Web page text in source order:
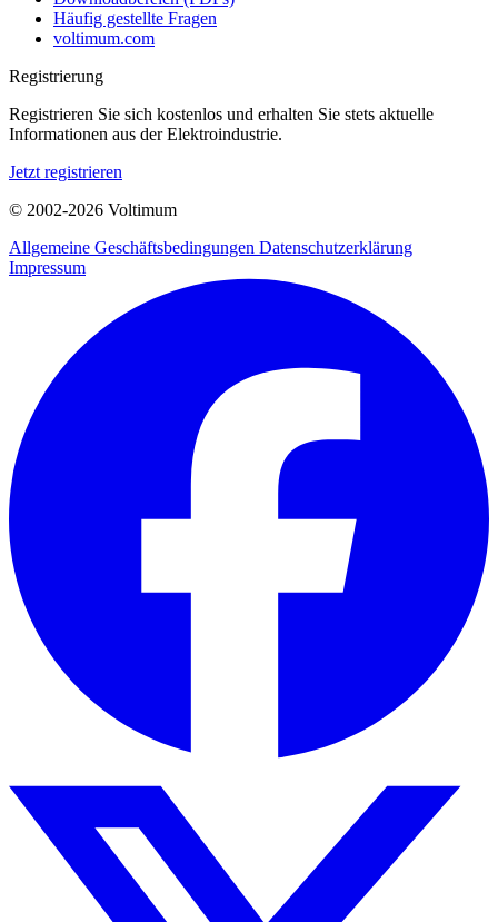
Häufig gestellte Fragen
voltimum.com
Registrierung
Registrieren Sie sich kostenlos und erhalten Sie stets aktuelle
Informationen aus der Elektroindustrie.
Jetzt registrieren
© 2002-2026 Voltimum
Allgemeine Geschäftsbedingungen Datenschutzerklärung
Impressum